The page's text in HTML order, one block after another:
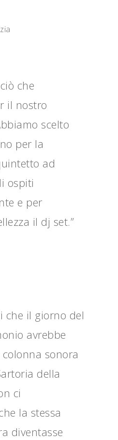
che
il nostro
scelto
per la
ad
ospiti
e per
il dj set.”
che il giorno del
avrebbe
sonora
della
ci
la stessa
diventasse